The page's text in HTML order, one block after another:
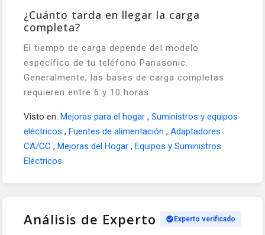
¿Cuánto tarda en llegar la carga
completa?
El tiempo de carga depende del modelo
específico de tu teléfono Panasonic.
Generalmente, las bases de carga completas
requieren entre 6 y 10 horas.
Visto en: Mejoras para el hogar , Suministros y equipos
eléctricos , Fuentes de alimentación , Adaptadores
CA/CC , Mejoras del Hogar , Equipos y Suministros
Eléctricos
Análisis de Experto Experto verificado